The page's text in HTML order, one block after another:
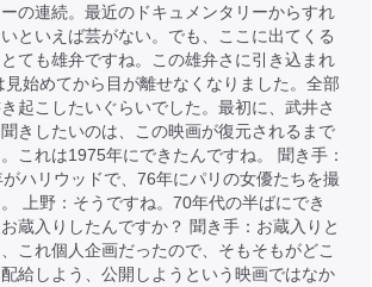
の連続。最近のドキュメンタリーからすれ
といえば芸がない。でも、ここに出てくる
ても雄弁ですね。この雄弁さに引き込まれ
見始めてから目が離せなくなりました。全部
起こしたいぐらいでした。最初に、武井さ
きしたいのは、この映画が復元されるまで
これは1975年にできたんですね。 聞き手：
ハリウッドで、76年にパリの女優たちを撮
上野：そうですね。70年代の半ばにでき
蔵入りしたんですか？ 聞き手：お蔵入りと
これ個人企画だったので、そもそもがどこ
給しよう、公開しようという映画ではなか